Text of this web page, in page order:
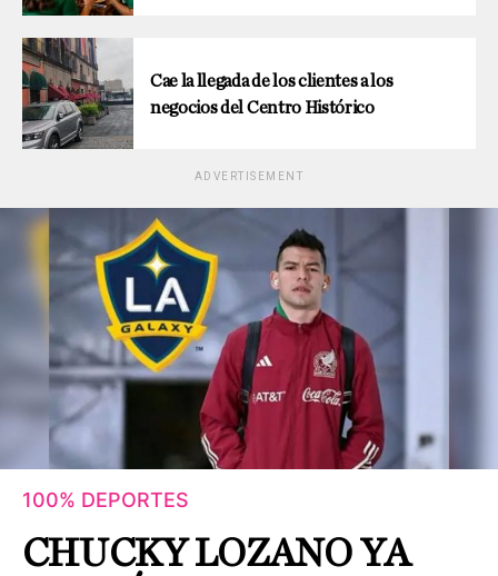
Cae la llegada de los clientes a los
negocios del Centro Histórico
ADVERTISEMENT
100% DEPORTES
CHUCKY LOZANO YA